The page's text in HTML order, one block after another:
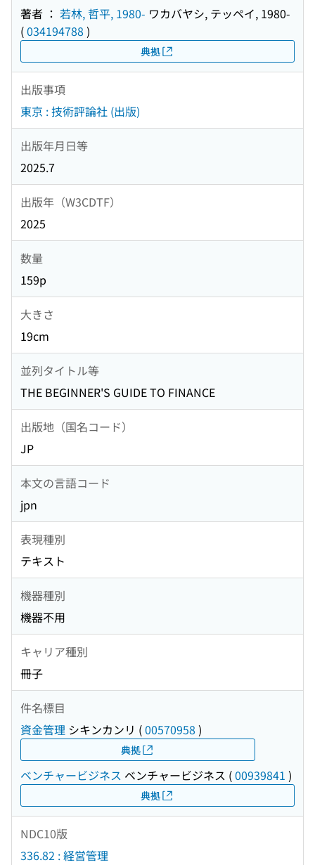
著者 ： 若林, 哲平, 1980- ワカバヤシ, テッペイ, 1980-
(034194788 )
典拠
出版事項
東京 : 技術評論社 (出版)
出版年月日等
2025.7
出版年（W3CDTF）
2025
数量
159p
大きさ
19cm
並列タイトル等
THE BEGINNER'S GUIDE TO FINANCE
出版地（国名コード）
JP
本文の言語コード
jpn
表現種別
テキスト
機器種別
機器不用
キャリア種別
冊子
件名標目
資金管理 シキンカンリ (00570958 )
典拠
ベンチャービジネス ベンチャービジネス (00939841 )
典拠
NDC10版
336.82 : 経営管理